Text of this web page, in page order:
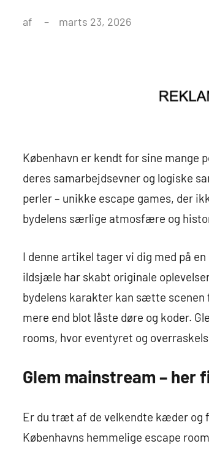
af marts 23, 2026
København er kendt for sine mange
deres samarbejdsevner og logiske
perler – unikke escape games, der
bydelens særlige atmosfære og
I denne artikel tager vi dig med på
ildsjæle har skabt originale
bydelens karakter kan sætte
mere end blot låste døre og koder.
rooms, hvor eventyret og
Glem mainstream – her
Er du træt af de velkendte kæder og
Københavns hemmelige escape